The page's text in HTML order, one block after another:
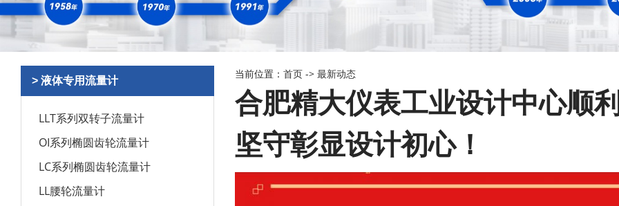
> 液体专用流量计
LLT系列双转子流量计
OI系列椭圆齿轮流量计
LC系列椭圆齿轮流量计
LL腰轮流量计
当前位置： 首页 -> 最新动态
合肥精大仪表工业设计中心顺
坚守彰显设计初心！